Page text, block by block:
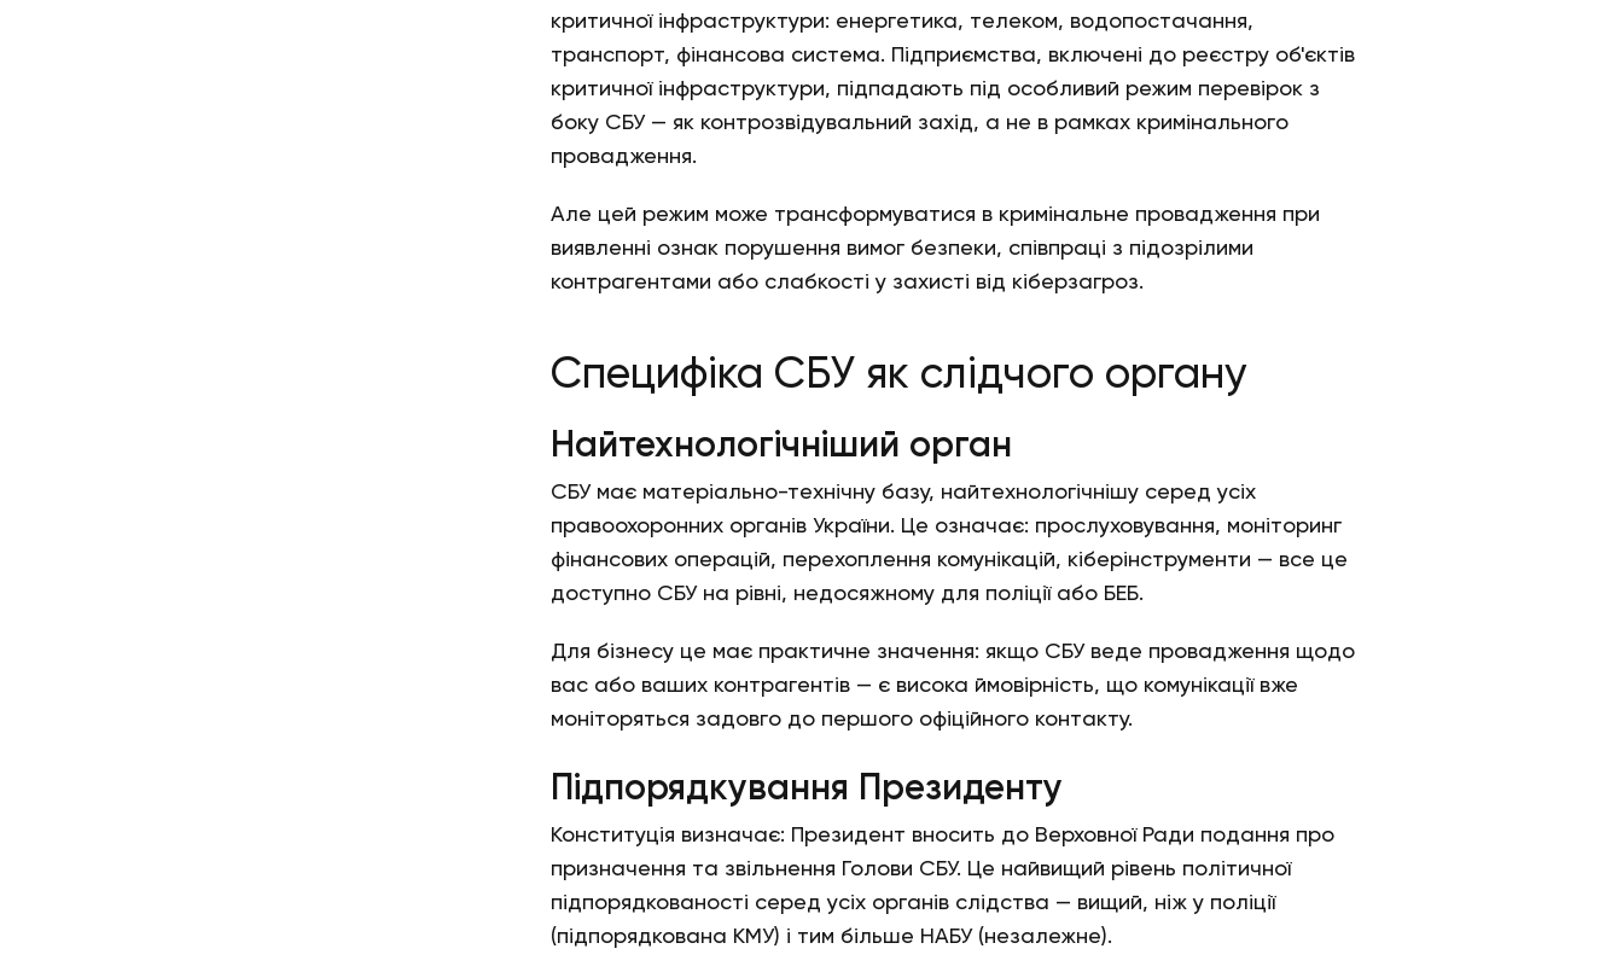
критичної інфраструктури: енергетика, телеком, водопостачання,
транспорт, фінансова система. Підприємства, включені до реєстру об'єктів
критичної інфраструктури, підпадають під особливий режим перевірок з
боку СБУ — як контрозвідувальний захід, а не в рамках кримінального
провадження.
Але цей режим може трансформуватися в кримінальне провадження при
виявленні ознак порушення вимог безпеки, співпраці з підозрілими
контрагентами або слабкості у захисті від кіберзагроз.
Специфіка СБУ як слідчого органу
Найтехнологічніший орган
СБУ має матеріально-технічну базу, найтехнологічнішу серед усіх
правоохоронних органів України. Це означає: прослуховування, моніторинг
фінансових операцій, перехоплення комунікацій, кіберінструменти — все це
доступно СБУ на рівні, недосяжному для поліції або БЕБ.
Для бізнесу це має практичне значення: якщо СБУ веде провадження щодо
вас або ваших контрагентів — є висока ймовірність, що комунікації вже
моніторяться задовго до першого офіційного контакту.
Підпорядкування Президенту
Конституція визначає: Президент вносить до Верховної Ради подання про
призначення та звільнення Голови СБУ. Це найвищий рівень політичної
підпорядкованості серед усіх органів слідства — вищий, ніж у поліції
(підпорядкована КМУ) і тим більше НАБУ (незалежне).